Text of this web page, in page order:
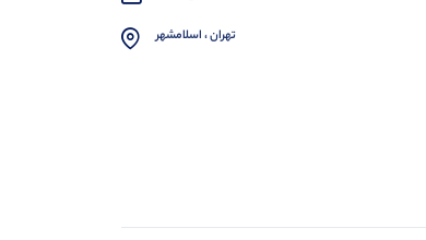
تهران ، اسلامشهر